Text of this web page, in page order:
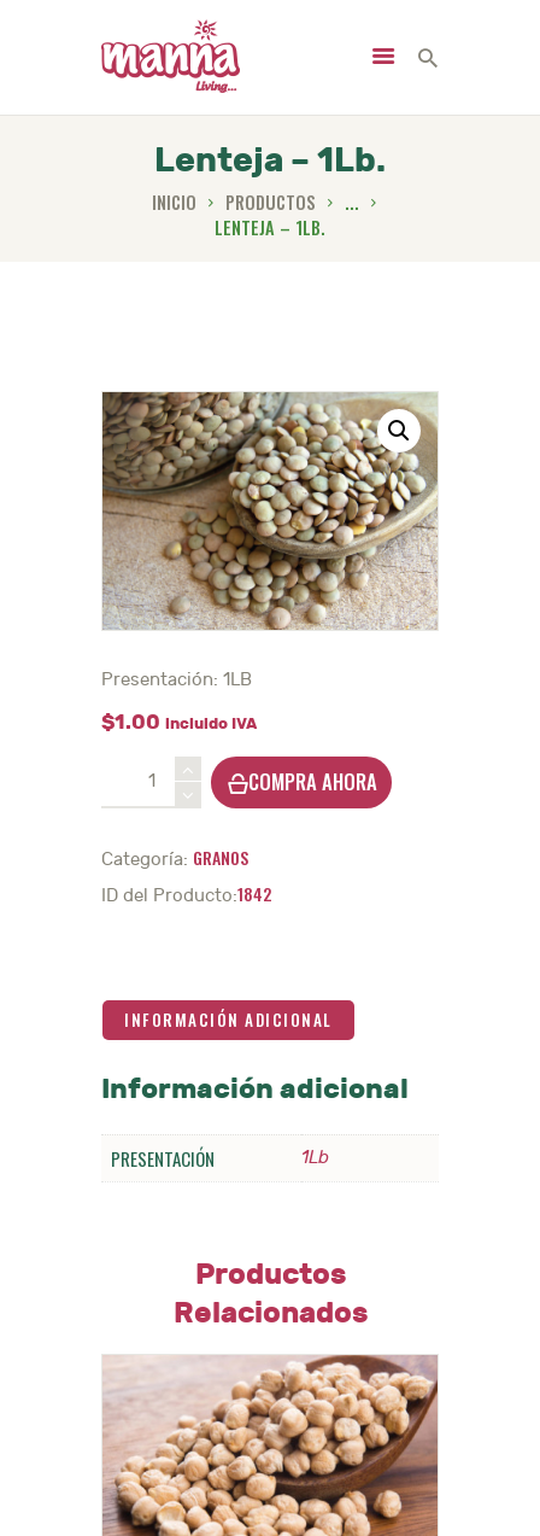
Lenteja – 1Lb.
INICIO PRODUCTOS
...
LENTEJA – 1LB.
INICIO
NOSOTROS
NOTICIAS
CONTACTO
Presentación: 1LB
$1.00 incluido IVA
Lenteja
COMPRA AHORA
Categoría: GRANOS
ID del Producto:1842
INFORMACIÓN ADICIONAL
Información adicional
PRESENTACIÓN 1Lb
Productos
Relacionados